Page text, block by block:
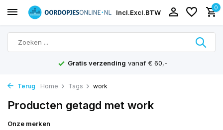
Incl.Excl.BTW
0
Gratis verzending vanaf € 60,-
Terug Home Tags work
Producten getagd met work
Onze merken